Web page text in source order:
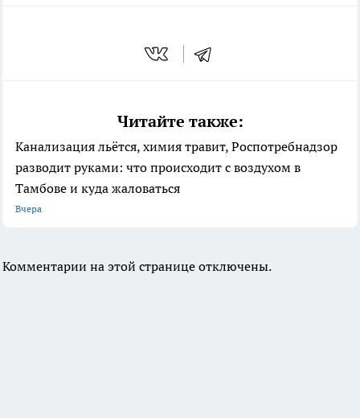
Читайте также:
Канализация льётся, химия травит, Роспотребнадзор
разводит руками: что происходит с воздухом в
Тамбове и куда жаловаться
Вчера
Комментарии на этой странице отключены.